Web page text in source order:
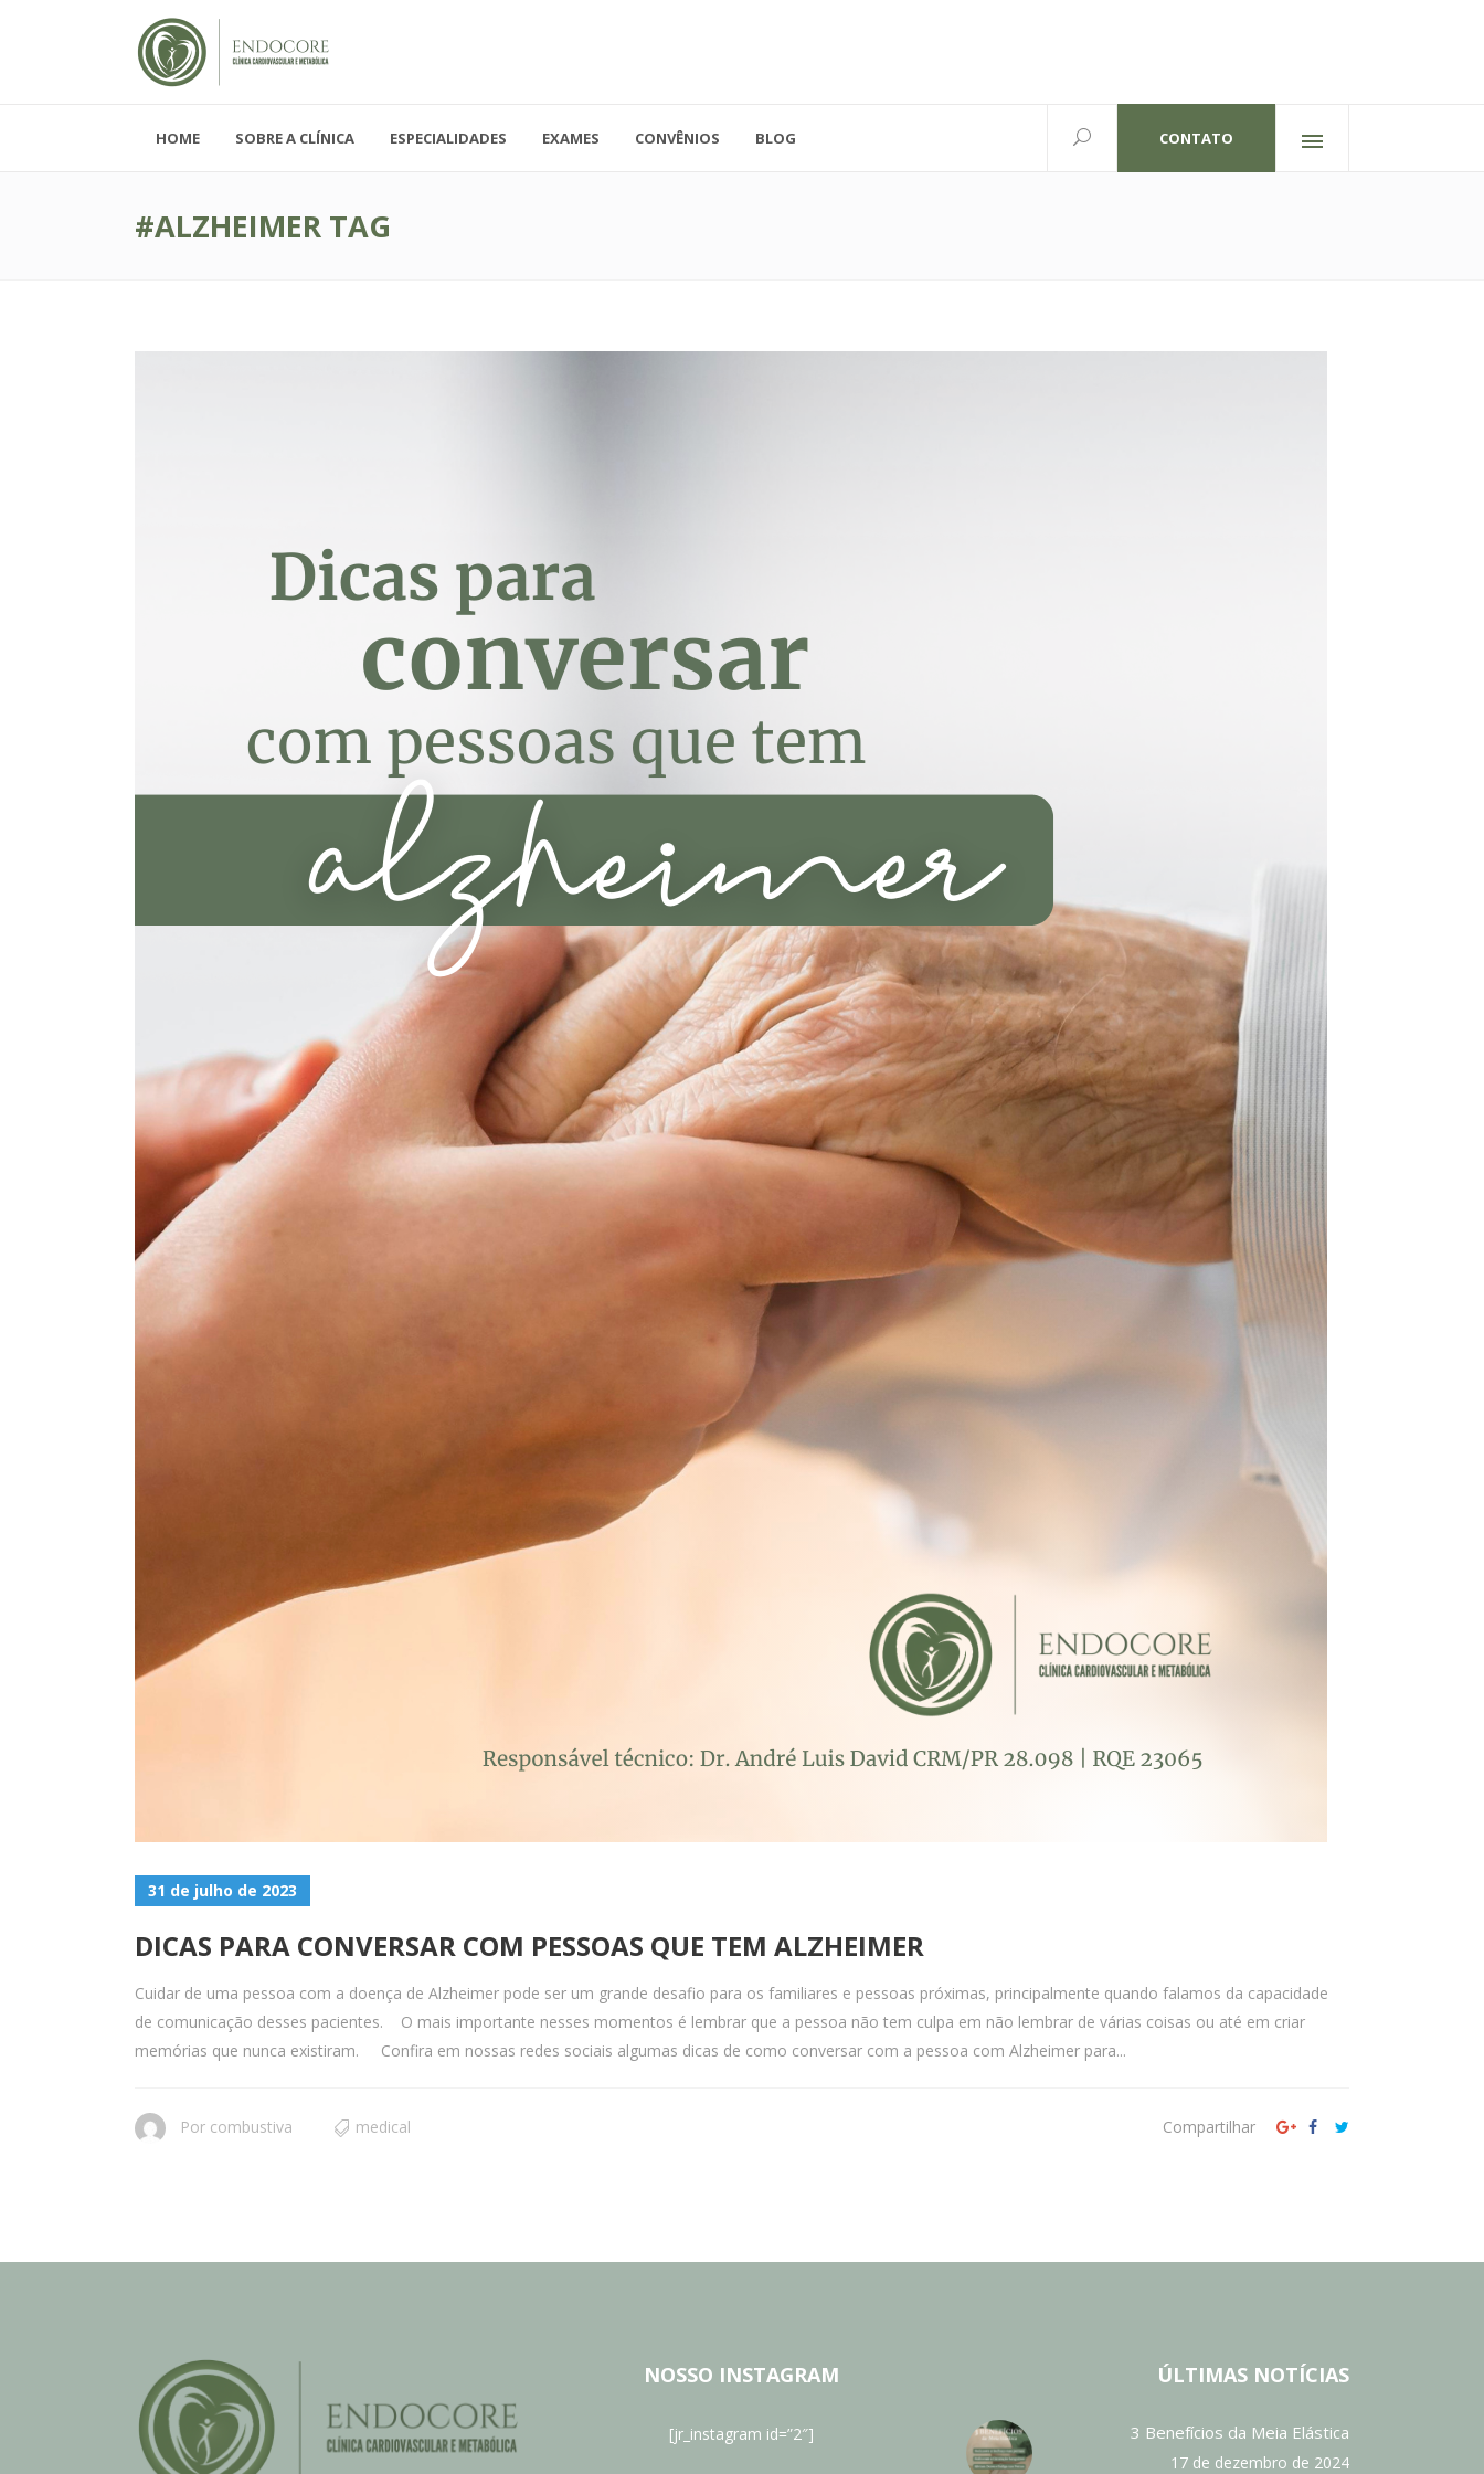
Segunda - Sexta-feira, das 08h-19h
41.3779-5559
Rua Doutor Alexandre Gutierrez,826
Redes sociais
HOME SOBRE A CLÍNICA ESPECIALIDADES EXAMES CONVÊNIOS BLOG CONTATO
#ALZHEIMER TAG
31 de julho de 2023
DICAS PARA CONVERSAR COM PESSOAS QUE TEM ALZHEIMER
Cuidar de uma pessoa com a doença de Alzheimer pode ser um grande desafio para os familiares e pessoas próximas, principalmente quando falamos da capacidade
de comunicação desses pacientes. O mais importante nesses momentos é lembrar que a pessoa não tem culpa em não lembrar de várias coisas ou até em criar
memórias que nunca existiram. Confira em nossas redes sociais algumas dicas de como conversar com a pessoa com Alzheimer para...
Por combustiva medical Compartilhar
NOSSO INSTAGRAM
[jr_instagram id=”2″]
ÚLTIMAS NOTÍCIAS
3 Benefícios da Meia Elástica
17 de dezembro de 2024